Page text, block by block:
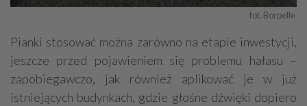
fot. Borpelle
Pianki stosować można zarówno na etapie inwestycji,
jeszcze przed pojawieniem się problemu hałasu –
zapobiegawczo, jak również aplikować je w już
istniejących budynkach, gdzie głośne dźwięki dopiero